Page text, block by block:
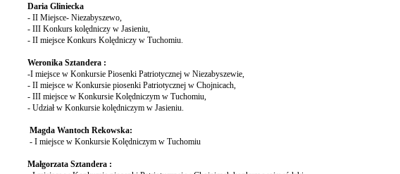
Daria Gliniecka
- II Miejsce- Niezabyszewo,
- III Konkurs kolędniczy w Jasieniu,
- II miejsce Konkurs Kolędniczy w Tuchomiu.
Weronika Sztandera :
-I miejsce w Konkursie Piosenki Patriotycznej w Niezabyszewie,
- II miejsce w Konkursie piosenki Patriotycznej w Chojnicach,
- III miejsce w Konkursie Kolędniczym w Tuchomiu,
- Udział w Konkursie kolędniczym w Jasieniu.
Magda Wantoch Rekowska:
- I miejsce w Konkursie Kolędniczym w Tuchomiu
Małgorzata Sztandera :